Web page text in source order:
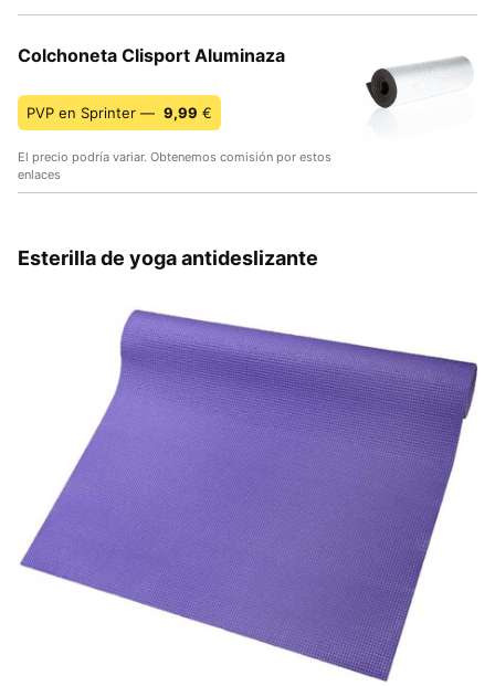
Colchoneta Clisport Aluminaza
PVP en Sprinter — 9,99 €
El precio podría variar. Obtenemos comisión por estos
enlaces
Esterilla de yoga antideslizante